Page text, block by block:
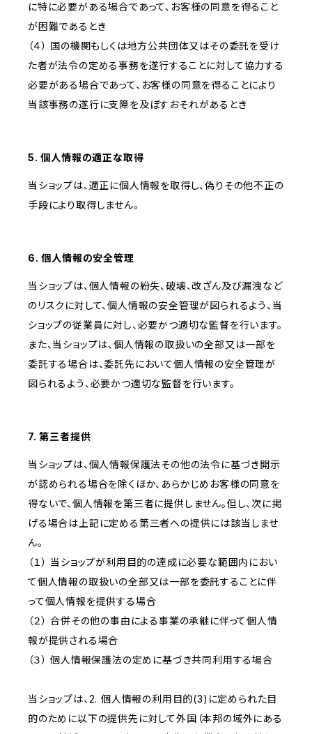
に特に必要がある場合であって、お客様の同意を得ること
が困難であるとき
（４） 国の機関もしくは地方公共団体又はその委託を受け
た者が法令の定める事務を遂行することに対して協力する
必要がある場合であって、お客様の同意を得ることにより
当該事務の遂行に支障を及ぼすおそれがあるとき
5. 個人情報の適正な取得
当ショップは、適正に個人情報を取得し、偽りその他不正の
手段により取得しません。
6. 個人情報の安全管理
当ショップは、個人情報の紛失、破壊、改ざん及び漏洩など
のリスクに対して、個人情報の安全管理が図られるよう、当
ショップの従業員に対し、必要かつ適切な監督を行います。
また、当ショップは、個人情報の取扱いの全部又は一部を
委託する場合は、委託先において個人情報の安全管理が
図られるよう、必要かつ適切な監督を行います。
7. 第三者提供
当ショップは、個人情報保護法その他の法令に基づき開示
が認められる場合を除くほか、あらかじめお客様の同意を
得ないで、個人情報を第三者に提供しません。但し、次に掲
げる場合は上記に定める第三者への提供には該当しませ
ん。
（１） 当ショップが利用目的の達成に必要な範囲内におい
て個人情報の取扱いの全部又は一部を委託することに伴
って個人情報を提供する場合
（２） 合併その他の事由による事業の承継に伴って個人情
報が提供される場合
（３） 個人情報保護法の定めに基づき共同利用する場合
当ショップは、2. 個人情報の利用目的(3)に定められた目
的のために以下の提供先に対して外国（本邦の域外にある